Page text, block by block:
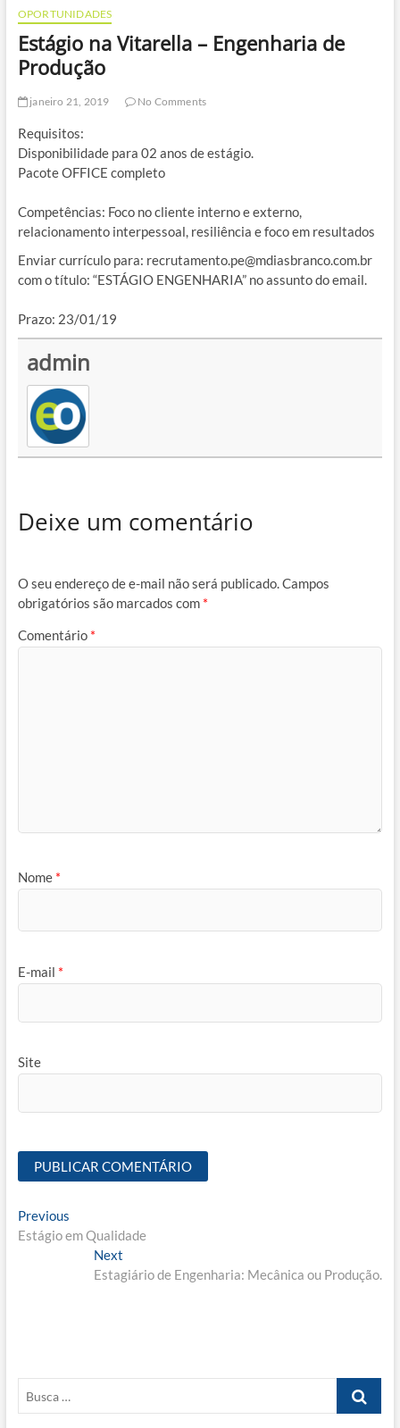
OPORTUNIDADES
Estágio na Vitarella – Engenharia de
Produção
janeiro 21, 2019 No Comments
Requisitos:
Disponibilidade para 02 anos de estágio.
Pacote OFFICE completo
Competências: Foco no cliente interno e externo,
relacionamento interpessoal, resiliência e foco em resultados
Enviar currículo para: recrutamento.pe@mdiasbranco.com.br
com o título: “ESTÁGIO ENGENHARIA” no assunto do email.
Prazo: 23/01/19
admin
Deixe um comentário
O seu endereço de e-mail não será publicado.Campos
obrigatórios são marcados com *
Comentário *
Nome *
E-mail *
Site
Navegação
de
PreviousPrevious
post:
Estágio em Qualidade
Next
post:
Estagiário de Engenharia: Mecânica ou Produção.
Busca